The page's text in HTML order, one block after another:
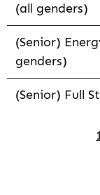
(all genders)
(Senior)
genders)
(Senior) Full